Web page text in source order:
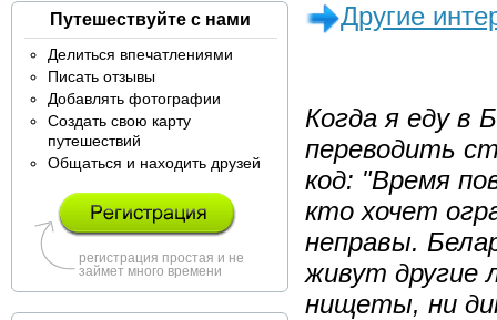
Путешествуйте с нами
Делиться впечатлениями
Писать отзывы
Добавлять фотографии
Создать свою карту
путешествий
Общаться и находить друзей
регистрация простая и не
займет много времени
Другие
Когда я еду в
переводить
код: "Время
кто хочет
неправы.
живут другие
нищеты, ни